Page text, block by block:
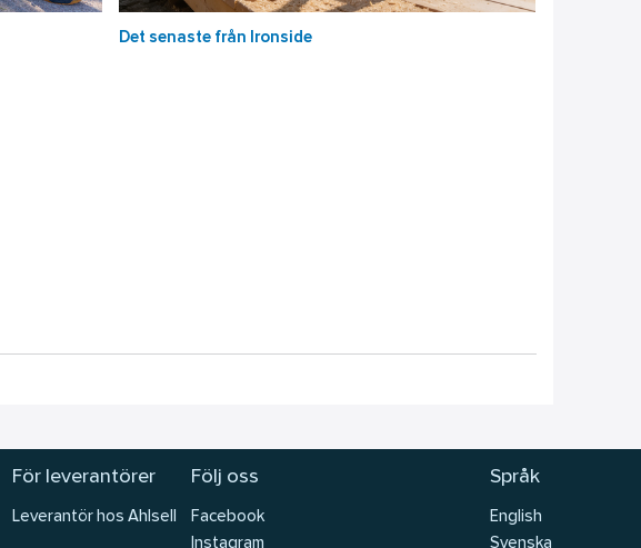
Det senaste från Ironside
För leverantörer
Leverantör hos Ahlsell
Följ oss
Facebook
Instagram
Språk
English
Svenska